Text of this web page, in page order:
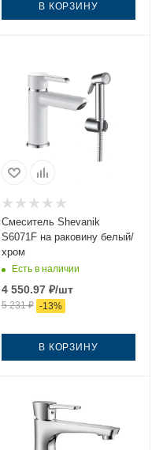
В КОРЗИНУ
Смеситель Shevanik
S6071F на раковину белый/
хром
Есть в наличии
4 550.97₽/шт
5 231₽ -13%
В КОРЗИНУ